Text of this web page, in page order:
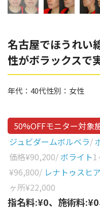
Parts
部位から探す
額
こめかみ
目の上
涙袋
眼窩縁（目の下）
ゴルゴライン
鼻
名古屋でほうれい
性がボラックスで
年代： 40代性別： 女性
50%OFFモニター対象
ジュビダームボルベラ/
価格¥90,200/ ボライト1
¥96,800/ レナトゥスヒ
ヶ所¥22,000
指名料:¥0、施術料